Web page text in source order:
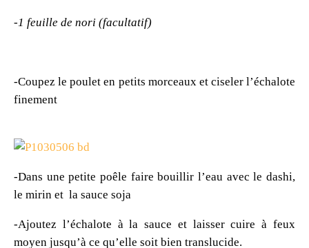
-1 feuille de nori (facultatif)
-Coupez le poulet en petits morceaux et ciseler l’échalote
finement
-Dans une petite poêle faire bouillir l’eau avec le dashi,
le mirin et la sauce soja
-Ajoutez l’échalote à la sauce et laisser cuire à feux
moyen jusqu’à ce qu’elle soit bien translucide.